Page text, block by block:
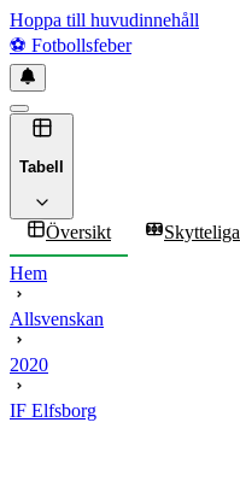
Hoppa till huvudinnehåll
⚽ Fotbollsfeber
Tabell
Översikt Skytteliga
Hem
Allsvenskan
2020
IF Elfsborg